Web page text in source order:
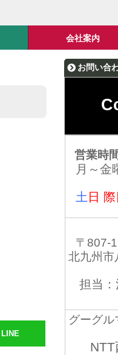
会社案内
LINE
お問い合
営業時
月～金
土 日
〒807-
北九州市
担当：
グーグル
NTT